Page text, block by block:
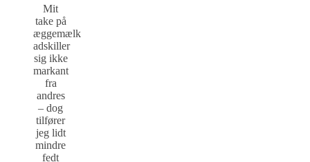
Mit
take på
æggemælk
adskiller
sig ikke
markant
fra
andres
– dog
tilfører
jeg lidt
mindre
fedt